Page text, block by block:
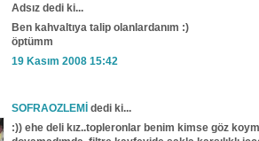
Adsız dedi ki...
Ben kahvaltıya talip olanlardanım :)
öptümm
19 Kasım 2008 15:42
SOFRAOZLEMİ dedi ki...
:)) ehe deli kız..topleronlar benim kimse göz